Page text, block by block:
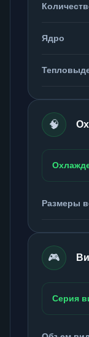
Ядро
🧠
Размеры
🎮
Серия